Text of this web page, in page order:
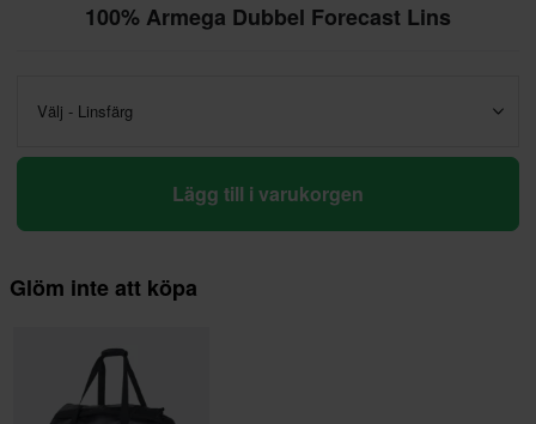
100% Armega Dubbel Forecast Lins
Välj - Linsfärg
Lägg till i varukorgen
Glöm inte att köpa